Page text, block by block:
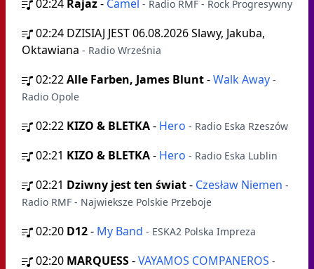
02:24 Rajaz- Camel - Radio RMF - Rock Progresywny
02:24 DZISIAJ JEST 06.08.2026 Slawy, Jakuba,
Oktawiana - Radio Września
02:22Alle Farben, James Blunt-Walk Away -
Radio Opole
02:22 KIZO & BLETKA- Hero - Radio Eska Rzeszów
02:21 KIZO & BLETKA- Hero - Radio Eska Lublin
02:21 Dziwny jest ten świat- Czesław Niemen -
Radio RMF - Najwieksze Polskie Przeboje
02:20 D12- My Band - ESKA2 Polska Impreza
02:20 MARQUESS-VAYAMOS COMPANEROS -